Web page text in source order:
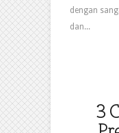
dengan
dan...
3